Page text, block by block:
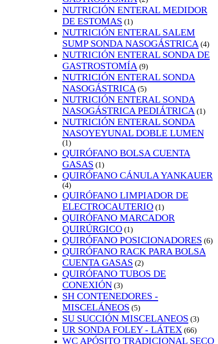
NUTRICIÓN ENTERAL MEDIDOR
DE ESTOMAS (1)
NUTRICIÓN ENTERAL SALEM
SUMP SONDA NASOGÁSTRICA (4)
NUTRICIÓN ENTERAL SONDA DE
GASTROSTOMÍA (9)
NUTRICIÓN ENTERAL SONDA
NASOGÁSTRICA (5)
NUTRICIÓN ENTERAL SONDA
NASOGÁSTRICA PEDIÁTRICA (1)
NUTRICIÓN ENTERAL SONDA
NASOYEYUNAL DOBLE LUMEN
(1)
QUIRÓFANO BOLSA CUENTA
GASAS (1)
QUIRÓFANO CÁNULA YANKAUER
(4)
QUIRÓFANO LIMPIADOR DE
ELECTROCAUTERIO (1)
QUIRÓFANO MARCADOR
QUIRÚRGICO (1)
QUIRÓFANO POSICIONADORES (6)
QUIRÓFANO RACK PARA BOLSA
CUENTA GASAS (2)
QUIRÓFANO TUBOS DE
CONEXIÓN (3)
SH CONTENEDORES -
MISCELÁNEOS (5)
SU SUCCIÓN MISCELANEOS (3)
UR SONDA FOLEY - LÁTEX (66)
WC APÓSITO TRADICIONAL SECO